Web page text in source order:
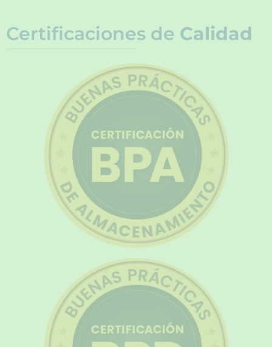
Certificaciones de Calidad